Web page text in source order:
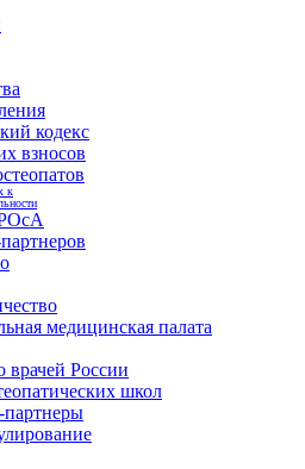
кодекс
взносов
к
медицинская палата
врачей России
школ